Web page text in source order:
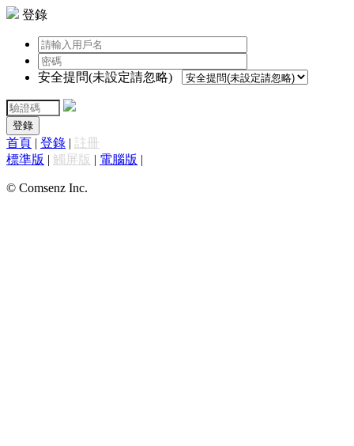
登錄
安全提問(未設定請忽略)
登錄
首頁 | 登錄 | 註冊
標準版 | 觸屏版 | 電腦版 |
© Comsenz Inc.